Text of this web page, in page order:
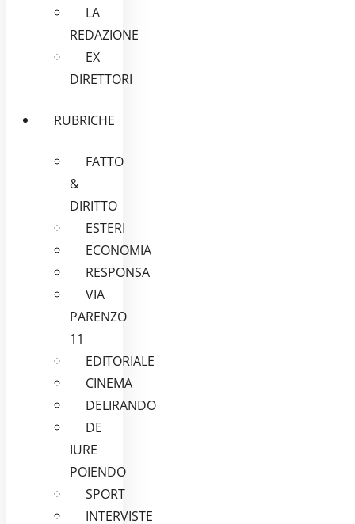
LA
REDAZIONE
EX
DIRETTORI
RUBRICHE
FATTO
&
DIRITTO
ESTERI
ECONOMIA
RESPONSA
VIA
PARENZO
11
EDITORIALE
CINEMA
DELIRANDO
DE
IURE
POIENDO
SPORT
INTERVISTE